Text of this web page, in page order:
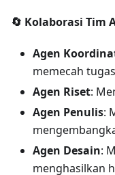
🔄 Kolaborasi Tim
Agen
memecah
Agen Riset:
Agen Penulis:
Agen Desain:
menghasilkan